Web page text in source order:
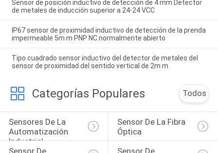
Sensor de posición inductivo de detección de 4 mm Detector
de metales de inducción superior a 24-24 VCC
IP67 sensor de proximidad inductivo de detección de la prenda
impermeable 5m m PNP NC normalmente abierto
Tipo cuadrado sensor inductivo del detector de metales del
sensor de proximidad del sentido vertical de 2m m
Categorías Populares Todos
Sensores De La
Automatización
Industrial
Sensor De La Fibra
Óptica
Sensor De
Sensor De